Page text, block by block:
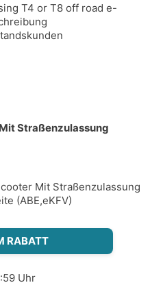
T4 or T8 off road e-
Straßenzulassung
Mit Straßenzulassung
(ABE,eKFV)
RABATT
Uhr